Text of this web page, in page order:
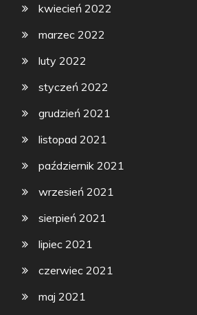
kwiecień 2022
marzec 2022
luty 2022
styczeń 2022
grudzień 2021
listopad 2021
październik 2021
wrzesień 2021
sierpień 2021
lipiec 2021
czerwiec 2021
maj 2021